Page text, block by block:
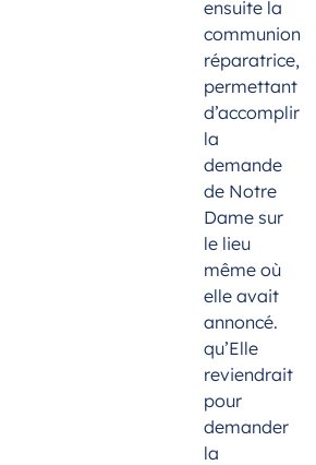
ensuite la
communion
réparatrice,
permettant
d’accomplir
la
demande
de Notre
Dame sur
le lieu
même où
elle avait
annoncé.
qu’Elle
reviendrait
pour
demander
la